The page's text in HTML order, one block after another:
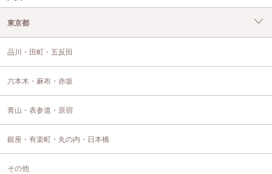
東京都
品川・田町・五反田
六本木・麻布・赤坂
青山・表参道・原宿
銀座・有楽町・丸の内・日本橋
その他